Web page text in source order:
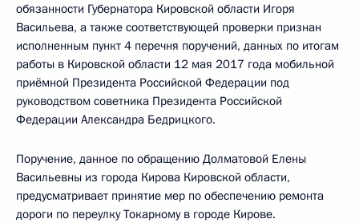
обязанности Губернатора Кировской области Игоря
Васильева, а также соответствующей проверки признан
исполненным пункт 4 перечня поручений, данных по итогам
работы в Кировской области 12 мая 2017 года мобильной
приёмной Президента Российской Федерации под
руководством советника Президента Российской
Федерации Александра Бедрицкого.
Поручение, данное по обращению Долматовой Елены
Васильевны из города Кирова Кировской области,
предусматривает принятие мер по обеспечению ремонта
дороги по переулку Токарному в городе Кирове.